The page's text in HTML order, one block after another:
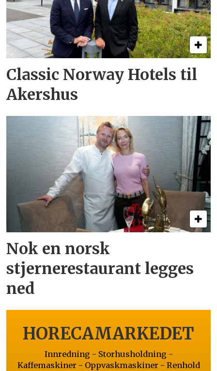
Classic Norway Hotels til
Akershus
Nok en norsk
stjernerestaurant legges
ned
HORECAMARKEDET
Innredning - Storhusholdning -
Kaffemaskiner - Oppvaskmaskiner - Renhold